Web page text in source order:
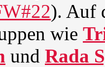
). Auf
wie
und Rada